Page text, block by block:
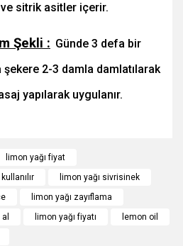
sitrik asitler içerir.
Şekli : Günde 3 defa bir
şekere 2-3 damla damlatılarak
yapılarak uygulanır.
yorumu siz yapın!
noktaları öneri formunu
ederiz.
veya görüntülenemiyor.
bilgiler bulunuyor.
limon yağı fiyat
limon yağı sivrisinek
limon yağı zayıflama
limon yağı fiyatı
lemon oil